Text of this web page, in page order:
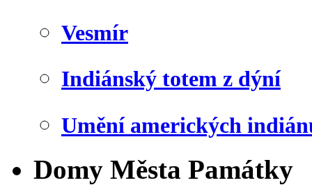
Vesmír
Indiánský totem z dýní
Umění amerických
Domy Města Památky